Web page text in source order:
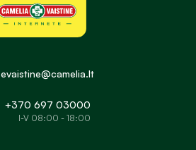
evaistine@camelia.lt
+370 697 03000
I-V 08:00 - 18:00